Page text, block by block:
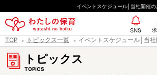
ー
の
先
頭
イベントスケジュール│当社開催
SNS
TOP トピックス一覧 イベントスケジュール│当
トピックス
TOPICS